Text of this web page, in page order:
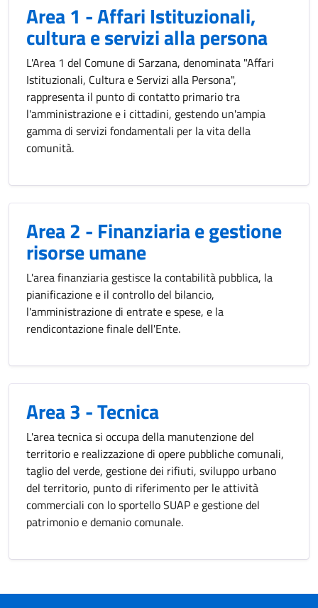
Area 1 - Affari Istituzionali,
cultura e servizi alla persona
L'Area 1 del Comune di Sarzana, denominata "Affari
Istituzionali, Cultura e Servizi alla Persona",
rappresenta il punto di contatto primario tra
l'amministrazione e i cittadini, gestendo un'ampia
gamma di servizi fondamentali per la vita della
comunità.
Area 2 - Finanziaria e gestione
risorse umane
L'area finanziaria gestisce la contabilità pubblica, la
pianificazione e il controllo del bilancio,
l'amministrazione di entrate e spese, e la
rendicontazione finale dell'Ente.
Area 3 - Tecnica
L'area tecnica si occupa della manutenzione del
territorio e realizzazione di opere pubbliche comunali,
taglio del verde, gestione dei rifiuti, sviluppo urbano
del territorio, punto di riferimento per le attività
commerciali con lo sportello SUAP e gestione del
patrimonio e demanio comunale.